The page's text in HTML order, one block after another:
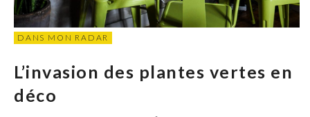
DANS MON RADAR
L’invasion des plantes vertes en
déco